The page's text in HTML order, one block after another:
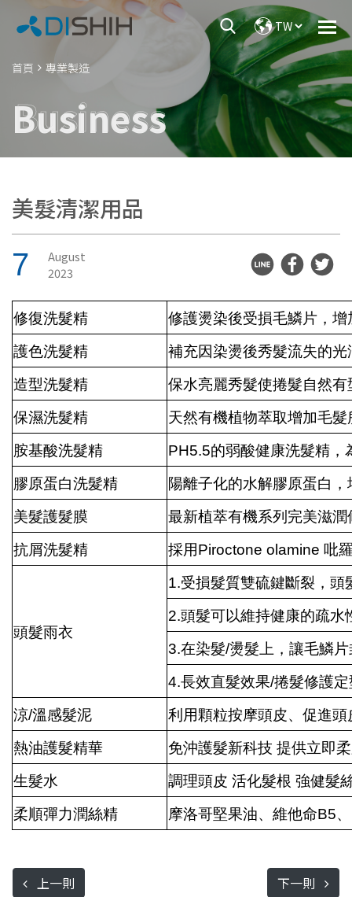
首頁 專業製造
Business
美髮清潔用品
7
August
2023
修復洗髮精
修護燙染後受損毛鱗片，
護色洗髮精
補充因染燙後秀髮流失的
造型洗髮精
保水亮麗秀髮使捲髮自然
保濕洗髮精
天然有機植物萃取增加毛
胺基酸洗髮精
PH5.5的弱酸健康洗髮精，
膠原蛋白洗髮精
陽離子化的水解膠原蛋白
美髮護髮膜
最新植萃有機系列完美滋
抗屑洗髮精
採用Piroctone olamine 吡
頭髮雨衣
1.受損髮質雙硫鍵斷裂，
2.頭髮可以維持健康的疏水
3.在染髮/燙髮上，讓毛鱗
4.長效直髮效果/捲髮修護定
涼/溫感髮泥
利用顆粒按摩頭皮、促進頭
熱油護髮精華
免沖護髮新科技 提供立即
生髮水
調理頭皮 活化髮根 強健髮
柔順彈力潤絲精
摩洛哥堅果油、維他命B5
上一則 下一則